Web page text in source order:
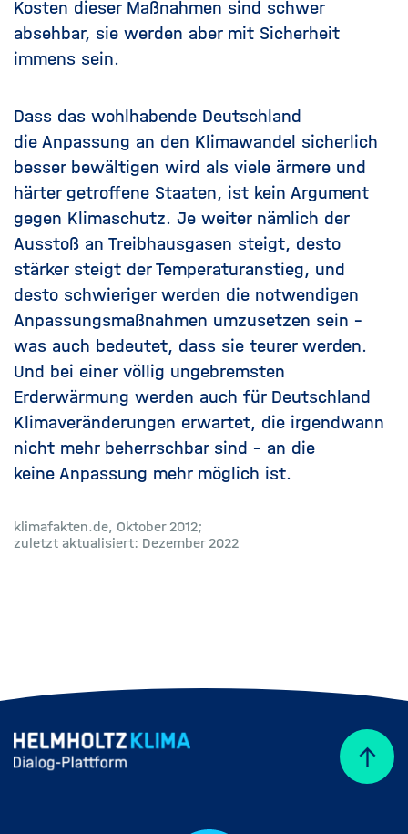
Kosten dieser Maßnahmen sind schwer
absehbar, sie werden aber mit Sicherheit
immens sein.
Dass das wohlhabende Deutschland
die Anpassung an den Klimawandel sicherlich
besser bewältigen wird als viele ärmere und
härter getroffene Staaten, ist kein Argument
gegen Klimaschutz. Je weiter nämlich der
Ausstoß an Treibhausgasen steigt, desto
stärker steigt der Temperaturanstieg, und
desto schwieriger werden die notwendigen
Anpassungsmaßnahmen umzusetzen sein –
was auch bedeutet, dass sie teurer werden.
Und bei einer völlig ungebremsten
Erderwärmung werden auch für Deutschland
Klimaveränderungen erwartet, die irgendwann
nicht mehr beherrschbar sind – an die
keine Anpassung mehr möglich ist.
klimafakten.de, Oktober 2012;
zuletzt aktualisiert: Dezember 2022